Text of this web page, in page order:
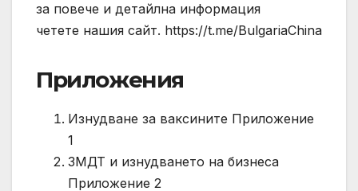
за повече и детайлна информация
четете нашия сайт. https://t.me/BulgariaChina
Приложения
Изнудване за ваксините Приложение
1
ЗМДТ и изнудването на бизнеса
Приложение 2